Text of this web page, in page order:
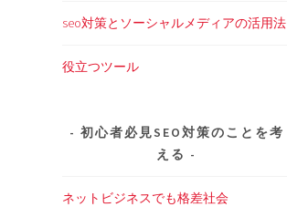
seo対策とソーシャルメディアの活用法
役立つツール
初心者必見SEO対策のことを考
える
ネットビジネスでも格差社会